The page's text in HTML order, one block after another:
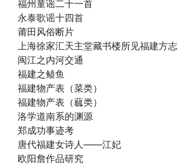
福州童谣二十一首
永泰歌谣十四首
莆田风俗断片
上海徐家汇天主堂藏书楼所见福建方志
闽江之内河交通
福建之鲼鱼
福建物产表（菜类）
福建物产表（蓏类）
洛学道南系的渊源
郑成功事迹考
唐代福建女诗人——江妃
欧阳詹作品研究